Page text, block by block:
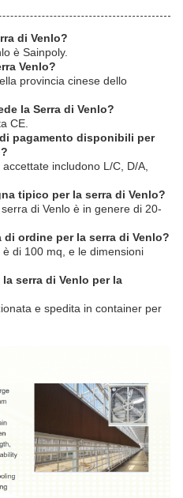
di Venlo?
è Sainpoly.
Venlo?
provincia cinese dello
la Serra di Venlo?
CE.
pagamento disponibili per
includono L/C, D/A,
tipico per la serra di Venlo?
di Venlo è in genere di 20-
ordine per la serra di Venlo?
di 100 mq, e le dimensioni
serra di Venlo per la
e spedita in container per